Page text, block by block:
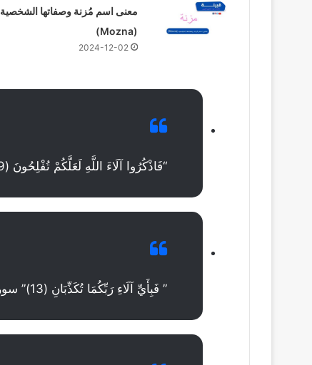
معنى اسم مُزنة وصفاتها الشخصية
(Mozna)
2024-12-02
“فَاذْكُرُوا آلَاءَ اللَّهِ لَعَلَّكُمْ تُفْلِحُونَ (69)” سورة الأعراف
” فَبِأَيِّ آلَاءِ رَبِّكُمَا تُكَذِّبَانِ (13)” سورة الرحمن